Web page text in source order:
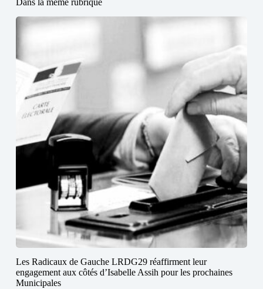
Dans la même rubrique
Les Radicaux de Gauche LRDG29 réaffirment leur
engagement aux côtés d’Isabelle Assih pour les prochaines
Municipales